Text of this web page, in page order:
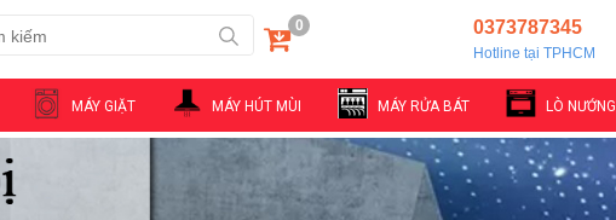
0 0373787345
Hotline tại TPHCM
MÁY GIẶT MÁY HÚT MÙI MÁY RỬA BÁT LÒ NƯỚNG